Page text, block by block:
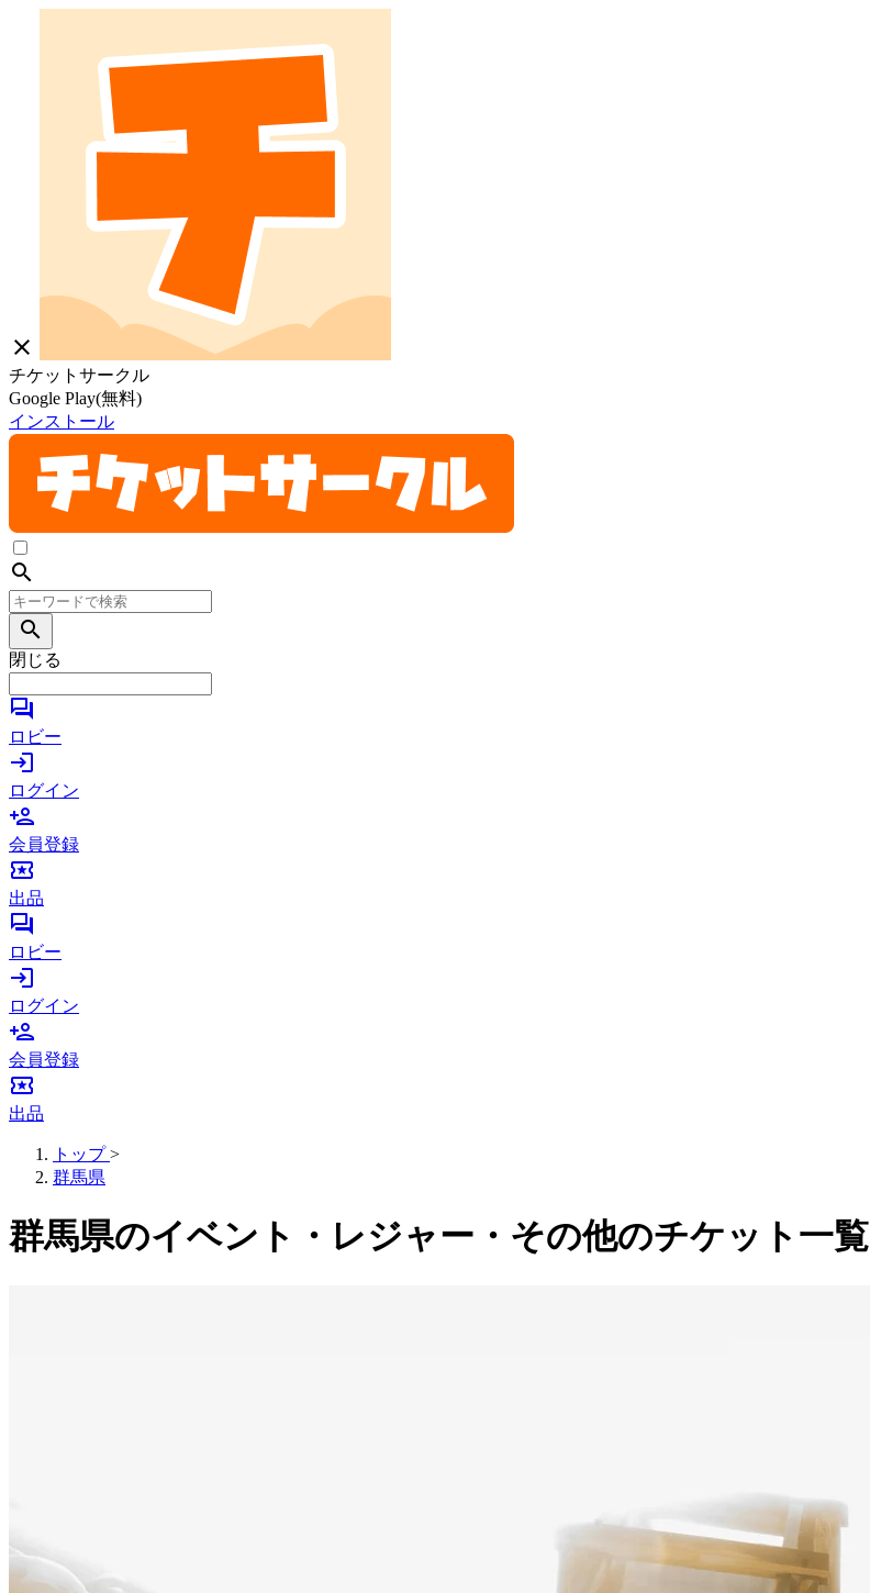
close
チケットサークル
Google Play(無料)
インストール
search
search
閉じる
forum
ロビー
login
ログイン
person_add
会員登録
local_activity
出品
forum
ロビー
login
ログイン
person_add
会員登録
local_activity
出品
トップ >
群馬県
群馬県のイベント・レジャー・その他のチケット一覧